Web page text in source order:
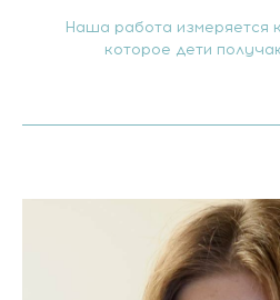
Наша работа измеряется
которое дети